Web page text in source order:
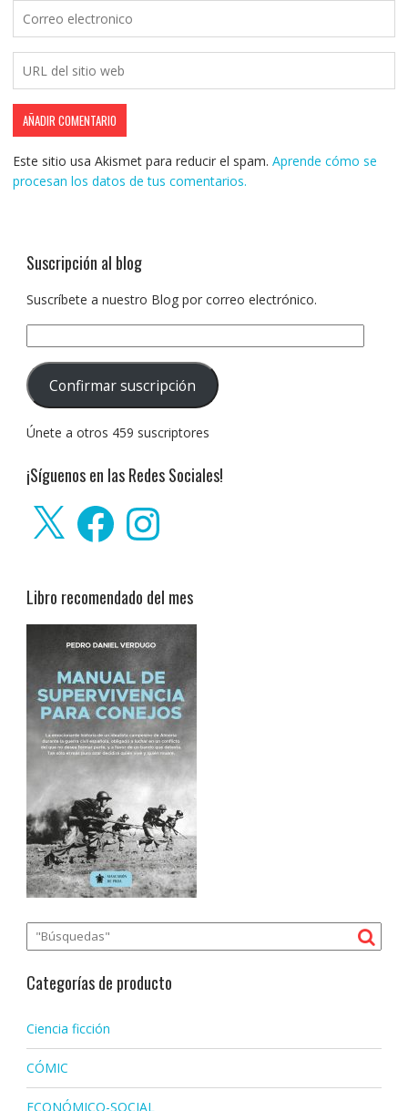
Este sitio usa Akismet para reducir el spam. Aprende cómo se
procesan los datos de tus comentarios.
Suscripción al blog
Suscríbete a nuestro Blog por correo electrónico.
correo
electrónico:
Confirmar suscripción
Únete a otros 459 suscriptores
¡Síguenos en las Redes Sociales!
FacebookInstagram
Libro recomendado del mes
Categorías de producto
Ciencia ficción
CÓMIC
ECONÓMICO-SOCIAL